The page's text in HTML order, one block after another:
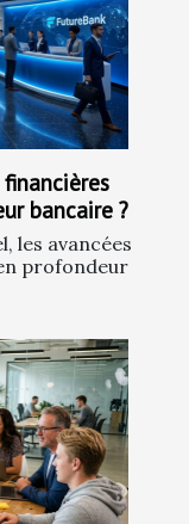
bancaire ?
les avancées
profondeur